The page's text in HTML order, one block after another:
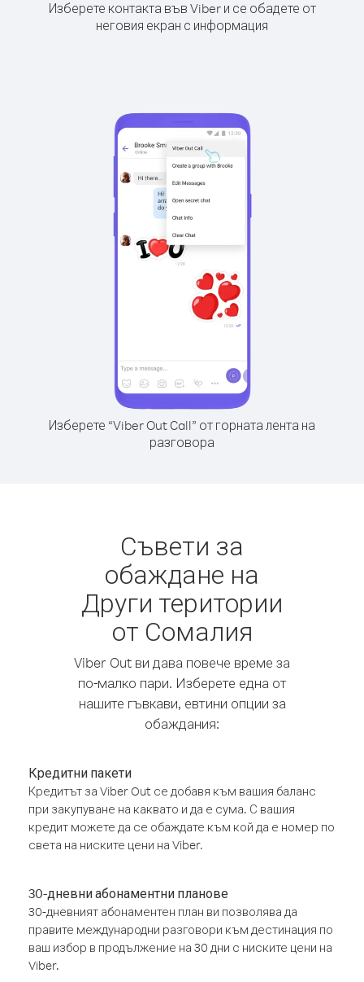
Изберете контакта във Viber и се обадете от
неговия екран с информация
Изберете “Viber Out Call” от горната лента на
разговора
Съвети за
обаждане на
Други територии
от Сомалия
Viber Out ви дава повече време за
по-малко пари. Изберете една от
нашите гъвкави, евтини опции за
обаждания:
Кредитни пакети
Кредитът за Viber Out се добавя към вашия баланс
при закупуване на каквато и да е сума. С вашия
кредит можете да се обаждате към кой да е номер по
света на ниските цени на Viber.
30-дневни абонаментни планове
30-дневният абонаментен план ви позволява да
правите международни разговори към дестинация по
ваш избор в продължение на 30 дни с ниските цени на
Viber.